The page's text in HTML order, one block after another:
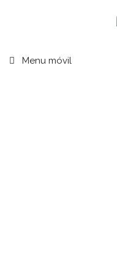
Menu móvil